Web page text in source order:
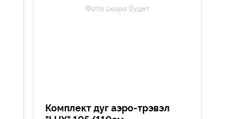
Комплект дуг аэро-трэвэл